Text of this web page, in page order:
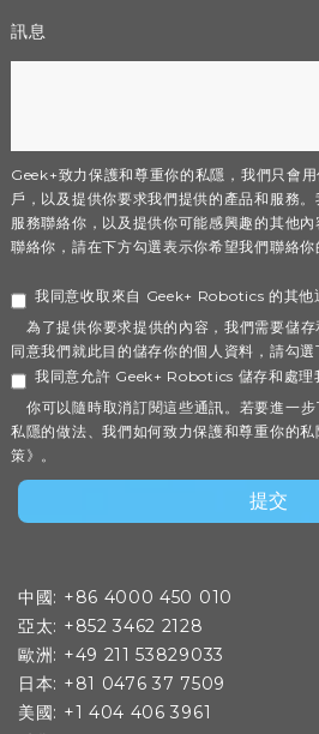
訊息
Geek+致力保護和尊重你的私隱，我們只會
戶，以及提供你要求我們提供的產品和服務
服務聯絡你，以及提供你可能感興趣的其他
聯絡你，請在下方勾選表示你希望我們聯絡你
我同意收取來自 Geek+ Robotics 的其他
為了提供你要求提供的內容，我們需要儲
同意我們就此目的儲存你的個人資料，請勾選
我同意允許 Geek+ Robotics 儲存和處理
你可以隨時取消訂閱這些通訊。若要進一
私隱的做法、我們如何致力保護和尊重你的
策》。
中國: +86 4000 450 010
亞太: +852 3462 2128
歐洲: +49 211 53829033
日本: +81 0476 37 7509
美國: +1 404 406 3961